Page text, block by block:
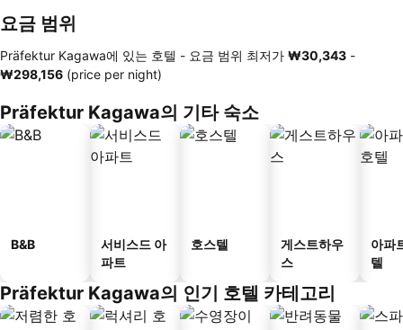
요금 범위
Präfektur Kagawa에 있는 호텔 - 요금 범위 최저가 ‎₩30,343 -
‎₩298,156 (price per night)
Präfektur Kagawa의 기타 숙소
B&B
서비스드 아
파트
호스텔
게스트하우
스
아파
텔
Präfektur Kagawa의 인기 호텔 카테고리